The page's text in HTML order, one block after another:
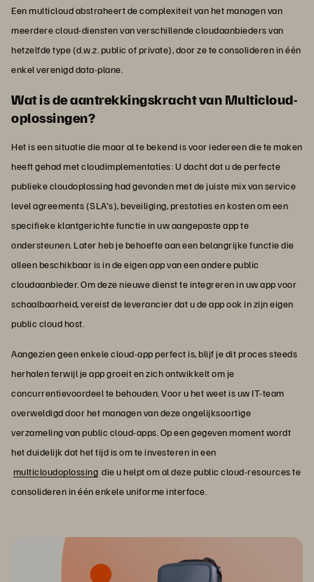
Een multicloud abstraheert de complexiteit van het managen van
meerdere cloud-diensten van verschillende cloudaanbieders van
hetzelfde type (d.w.z. public of private), door ze te consolideren in één
enkel verenigd data-plane.
Wat is de aantrekkingskracht van Multicloud-
oplossingen?
Het is een situatie die maar al te bekend is voor iedereen die te maken
heeft gehad met cloudimplementaties: U dacht dat u de perfecte
publieke cloudoplossing had gevonden met de juiste mix van service
level agreements (SLA's), beveiliging, prestaties en kosten om een
specifieke klantgerichte functie in uw aangepaste app te
ondersteunen. Later heb je behoefte aan een belangrijke functie die
alleen beschikbaar is in de eigen app van een andere public
cloudaanbieder. Om deze nieuwe dienst te integreren in uw app voor
schaalbaarheid, vereist de leverancier dat u de app ook in zijn eigen
public cloud host.
Aangezien geen enkele cloud-app perfect is, blijf je dit proces steeds
herhalen terwijl je app groeit en zich ontwikkelt om je
concurrentievoordeel te behouden. Voor u het weet is uw IT-team
overweldigd door het managen van deze ongelijksoortige
verzameling van public cloud-apps. Op een gegeven moment wordt
het duidelijk dat het tijd is om te investeren in een
multicloudoplossing die u helpt om al deze public cloud-resources te
consolideren in één enkele uniforme interface.